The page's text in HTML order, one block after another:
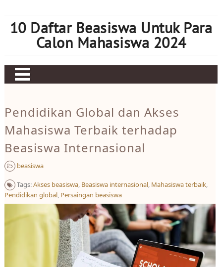
content
10 Daftar Beasiswa Untuk Para
Calon Mahasiswa 2024
Sbobet
Judi bola
Mahjong Ways 2
Slot Kamboja
Slot Thailand
Pendidikan Global dan Akses
Mahasiswa Terbaik terhadap
Beasiswa Internasional
beasiswa
Tags:Akses beasiswa, Beasiswa internasional, Mahasiswa terbaik,
Pendidikan global, Persaingan beasiswa